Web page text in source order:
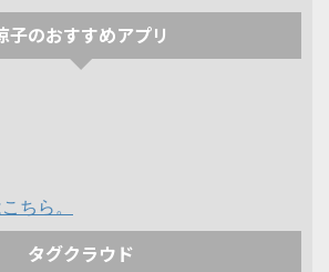
子のおすすめアプリ
ちら。
タグクラウド